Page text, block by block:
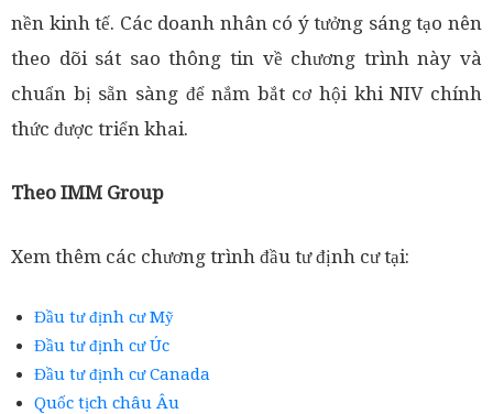
nền kinh tế. Các doanh nhân có ý tưởng sáng tạo nên
theo dõi sát sao thông tin về chương trình này và
chuẩn bị sẵn sàng để nắm bắt cơ hội khi NIV chính
thức được triển khai.
Theo IMM Group
Xem thêm các chương trình đầu tư định cư tại:
Đầu tư định cư Mỹ
Đầu tư định cư Úc
Đầu tư định cư Canada
Quốc tịch châu Âu